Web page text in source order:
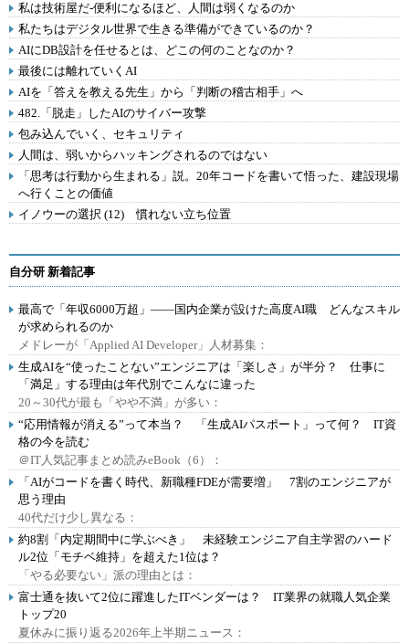
私は技術屋だ-便利になるほど、人間は弱くなるのか
私たちはデジタル世界で生きる準備ができているのか？
AIにDB設計を任せるとは、どこの何のことなのか？
最後には離れていくAI
AIを「答えを教える先生」から「判断の稽古相手」へ
482.「脱走」したAIのサイバー攻撃
包み込んでいく、セキュリティ
人間は、弱いからハッキングされるのではない
「思考は行動から生まれる」説。20年コードを書いて悟った、建設現場
へ行くことの価値
イノウーの選択 (12) 慣れない立ち位置
自分研 新着記事
最高で「年収6000万超」――国内企業が設けた高度AI職 どんなスキル
が求められるのか
メドレーが「Applied AI Developer」人材募集：
生成AIを“使ったことない”エンジニアは「楽しさ」が半分？ 仕事に
「満足」する理由は年代別でこんなに違った
20～30代が最も「やや不満」が多い：
“応用情報が消える”って本当？ 「生成AIパスポート」って何？ IT資
格の今を読む
＠IT人気記事まとめ読みeBook（6）：
「AIがコードを書く時代、新職種FDEが需要増」 7割のエンジニアが
思う理由
40代だけ少し異なる：
約8割「内定期間中に学ぶべき」 未経験エンジニア自主学習のハード
ル2位「モチベ維持」を超えた1位は？
「やる必要ない」派の理由とは：
富士通を抜いて2位に躍進したITベンダーは？ IT業界の就職人気企業
トップ20
夏休みに振り返る2026年上半期ニュース：